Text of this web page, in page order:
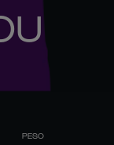
PESO